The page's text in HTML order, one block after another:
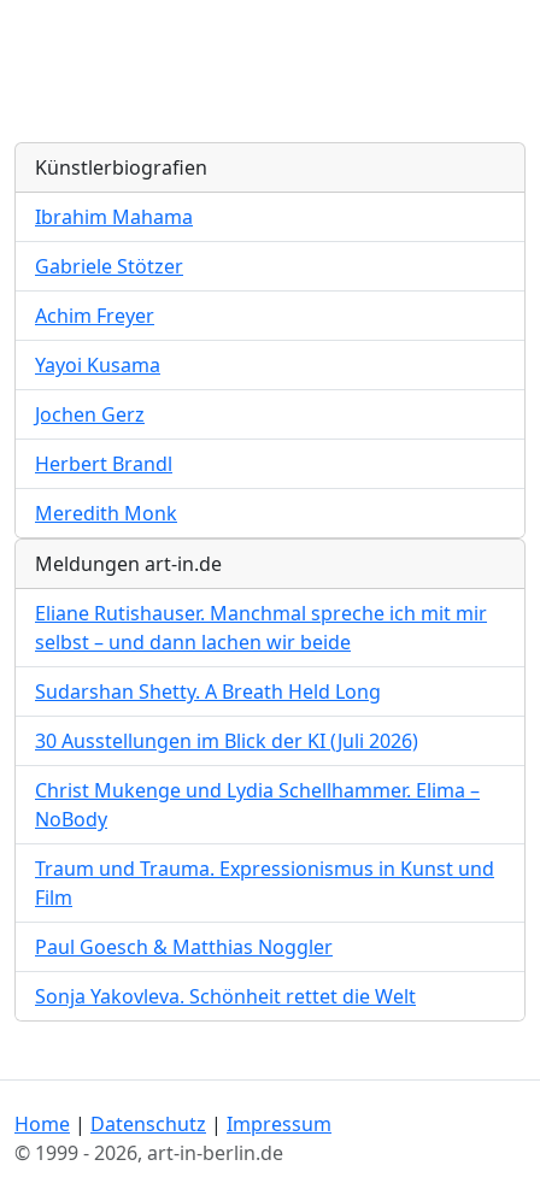
Künstlerbiografien
Ibrahim Mahama
Gabriele Stötzer
Achim Freyer
Yayoi Kusama
Jochen Gerz
Herbert Brandl
Meredith Monk
Meldungen art-in.de
Eliane Rutishauser. Manchmal spreche ich mit mir
selbst – und dann lachen wir beide
Sudarshan Shetty. A Breath Held Long
30 Ausstellungen im Blick der KI (Juli 2026)
Christ Mukenge und Lydia Schellhammer. Elima –
NoBody
Traum und Trauma. Expressionismus in Kunst und
Film
Paul Goesch & Matthias Noggler
Sonja Yakovleva. Schönheit rettet die Welt
Home | Datenschutz | Impressum
© 1999 - 2026, art-in-berlin.de